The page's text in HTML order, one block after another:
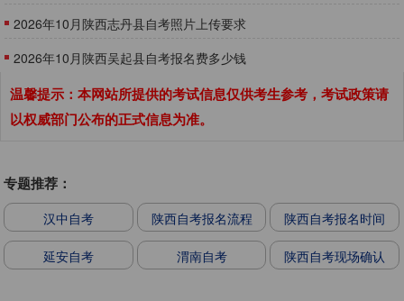
2026年10月陕西志丹县自考照片上传要求
2026年10月陕西吴起县自考报名费多少钱
温馨提示：本网站所提供的考试信息仅供考生参考，考试政策请
以权威部门公布的正式信息为准。
专题推荐：
汉中自考 陕西自考报名流程 陕西自考报名时间
延安自考 渭南自考 陕西自考现场确认